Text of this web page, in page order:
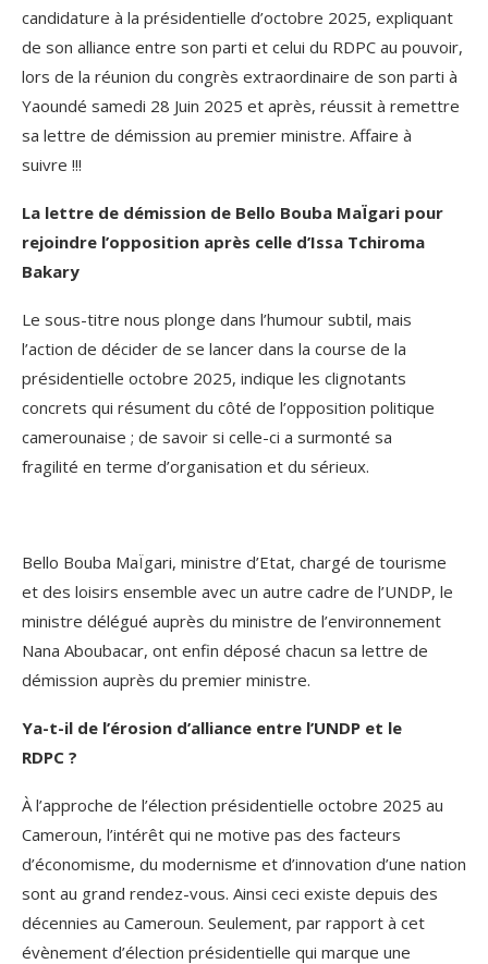
candidature à la présidentielle d’octobre 2025, expliquant
de son alliance entre son parti et celui du RDPC au pouvoir,
lors de la réunion du congrès extraordinaire de son parti à
Yaoundé samedi 28 Juin 2025 et après, réussit à remettre
sa lettre de démission au premier ministre. Affaire à
suivre !!!
La lettre de démission de Bello Bouba MaÏgari pour
rejoindre l’opposition après celle d’Issa Tchiroma
Bakary
Le sous-titre nous plonge dans l’humour subtil, mais
l’action de décider de se lancer dans la course de la
présidentielle octobre 2025, indique les clignotants
concrets qui résument du côté de l’opposition politique
camerounaise ; de savoir si celle-ci a surmonté sa
fragilité en terme d’organisation et du sérieux.
Bello Bouba MaÏgari, ministre d’Etat, chargé de tourisme
et des loisirs ensemble avec un autre cadre de l’UNDP, le
ministre délégué auprès du ministre de l’environnement
Nana Aboubacar, ont enfin déposé chacun sa lettre de
démission auprès du premier ministre.
Ya-t-il de l’érosion d’alliance entre l’UNDP et le
RDPC ?
À l’approche de l’élection présidentielle octobre 2025 au
Cameroun, l’intérêt qui ne motive pas des facteurs
d’économisme, du modernisme et d’innovation d’une nation
sont au grand rendez-vous. Ainsi ceci existe depuis des
décennies au Cameroun. Seulement, par rapport à cet
évènement d’élection présidentielle qui marque une